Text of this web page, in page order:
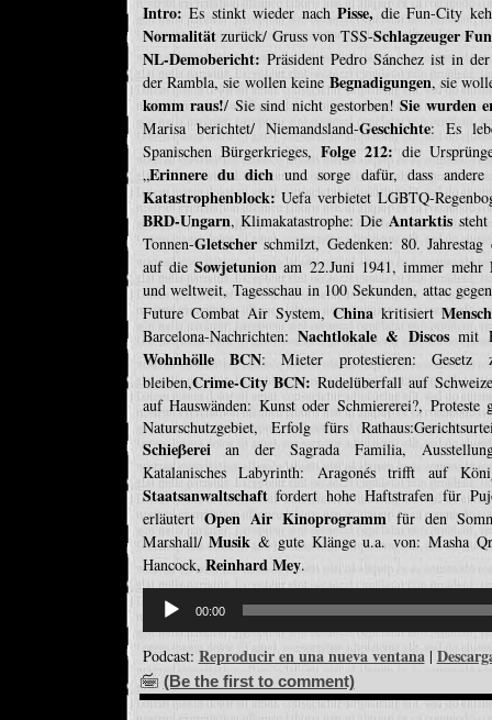
Intro: Es stinkt wieder nach Pisse, die Fun-City
Normalitätzurück/ Gruss von TSS-Schlagzeuger
NL-Demobericht: Präsident Pedro Sánchez ist in
der Rambla, sie wollen keineBegnadigungen, sie
komm raus!/ Sie sind nicht gestorben!Sie wurden
Marisa berichtet/ Niemandsland-Geschichte: Es
Spanischen Bürgerkrieges, Folge 212: die
„Erinnere du dich und sorge dafür, dass
Katastrophenblock: Uefa verbietet LGBTQ-
BRD-Ungarn, Klimakatastrophe: DieAntarktis
Tonnen-Gletscherschmilzt, Gedenken: 80.
auf dieSowjetunion am 22.Juni 1941, immer mehr
und weltweit, Tagesschau in 100 Sekunden, attac
Future Combat Air System, Chinakritisiert
Barcelona-Nachrichten: Nachtlokale & Discosmit
Wohnhölle BCN: Mieter protestieren: Gesetz
bleiben,Crime-City BCN: Rudelüberfall auf
auf Hauswänden: Kunst oder Schmiererei?, Proteste
Naturschutzgebiet, Erfolg fürs
Schieβereian der Sagrada Familia,
Katalanisches Labyrinth: Aragonés trifft auf
Staatsanwaltschaftfordert hohe Haftstrafen für
erläutert Open Air Kinoprogrammfür den
Marshall/Musik & gute Klänge u.a. von: Masha
Hancock, Reinhard Mey.
audio
00:00
Podcast: Reproducir en una nueva ventana|
(Be the first to comment)